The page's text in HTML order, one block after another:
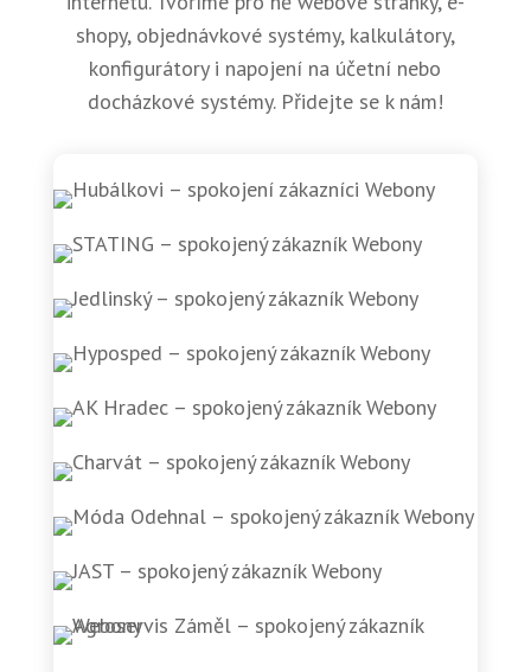
shopy, objednávkové systémy, kalkulátory,
konfigurátory i napojení na účetní nebo
docházkové systémy. Přidejte se k nám!